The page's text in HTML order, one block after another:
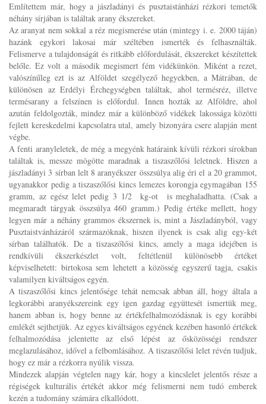
Említettem már, hogy a jászladányi és pusztaistánházi rézkori temetők
néhány sírjában is találtak arany ékszereket.
Az aranyat nem sokkal a réz megismerése után (mintegy i. e. 2000 táján)
hazánk egykori lakosai már széltében ismerték és felhasználták.
Felismerve a tulajdonságát és ritkább előfordulását, ékszereket készítettek
belőle. Ez volt a második megismert fém vidékünkön. Miként a rezet,
valószínűleg ezt is az Alföldet szegélyező hegyekben, a Mátrában, de
különösen az Erdélyi Érchegységben találtak, ahol termésréz, illetve
termésarany a felszínen is előfordul. Innen hozták az Alföldre, ahol
azután feldolgozták, mindez már a különböző vidékek lakossága közötti
fejlett kereskedelmi kapcsolatra utal, amely bizonyára csere alapján ment
végbe.
A fenti aranyleletek, de még a megyénk határaink kívüli rézkori sírokban
találtak is, messze mögötte maradnak a tiszaszőlősi leletnek. Hiszen a
jászladányi 3 sírban lelt 8 aranyékszer összsúlya alig éri el a 20 grammot,
ugyanakkor pedig a tiszaszőlősi kincs lemezes korongja egymagában 155
gramm, az egész lelet pedig 3 1/2 kg-ot is meghaladhatta. (Csak a
megmaradt tárgyak összsúlya 460 gramm.) Pedig értéke mellett, hogy
legyen már a néhány grammos ékszernek is, mint a Jászladányból, vagy
Pusztaistvánházáról származóknak, hiszen ilyenek is csak alig egy-két
sírban találhatók. De a tiszaszőlősi kincs, amely a maga idejében is
rendkívüli ékszerkészlet volt, feltétlenül különösebb értéket
képviselhetett: birtokosa sem lehetett a közösség egyszerű tagja, csakis
valamilyen kiváltságos egyén.
A tiszaszőlősi kincs jelentősége tehát nemcsak abban áll, hogy általa a
legkorábbi aranyékszereink egy igen gazdag együttesét ismertük meg,
hanem abban is, hogy benne az értékfelhalmozódásnak is egy korábbi
emlékét sejthetjük. Az egyes kiváltságos egyének kezében hasonló értékek
felhalmozódása jelentette az első lépést az ősközösségi rendszer
meglazulásához, idővel a felbomlásához. A tiszaszőlősi lelet révén tudjuk,
hogy ez már a rézkorra nyúlik vissza.
Mindezek alapján végtelen nagy kár, hogy a kincslelet jelentős része a
régiségek kulturális értékét akkor még felismerni nem tudó emberek
kezén a tudomány számára elkallódott.